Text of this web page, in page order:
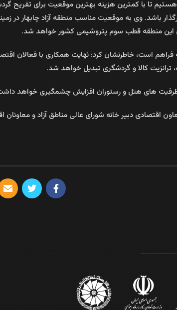
تا با کمترین هزینه بهترین موقعیت برای تفریح
باشد. وی به موقعیت مناسب منطقه آزاد چابهار در
این منطقه قطب سوم پتروشیمی کشور خواهد شد.
است، خاطرنشان کرد: نهایت همکاری با فعالان
کالا و گردشگری تبدیل خواهد شد.
ظرفیت های هتل و رستوران افزایش چشمگیری خواهد
اقتصادی دبیر خانه شورای عالی مناطق آزاد و معاونان